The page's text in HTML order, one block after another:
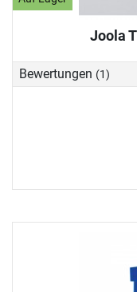
Joola
Bewertungen (1)